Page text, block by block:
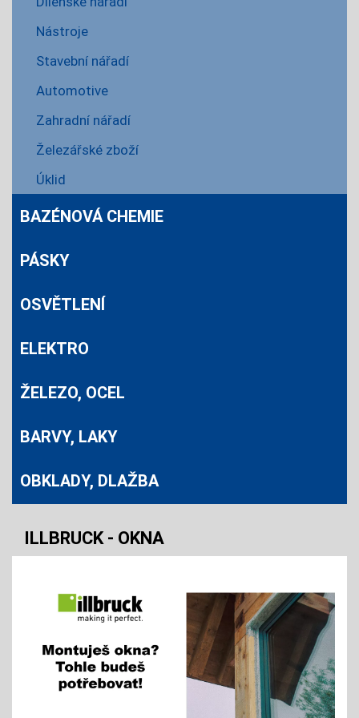
Nástroje
Stavební nářadí
Automotive
Zahradní nářadí
Železářské zboží
Úklid
BAZÉNOVÁ CHEMIE
PÁSKY
OSVĚTLENÍ
ELEKTRO
ŽELEZO, OCEL
BARVY, LAKY
OBKLADY, DLAŽBA
ILLBRUCK - OKNA